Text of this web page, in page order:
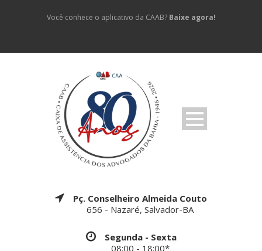
Você conhece o aplicativo da CAAB? Baixe agora!
Pç. Conselheiro Almeida Couto
656 - Nazaré, Salvador-BA
Segunda - Sexta
08:00 - 18:00*